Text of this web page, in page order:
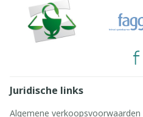
Juridische links
Algemene verkoopsvoorwaarden